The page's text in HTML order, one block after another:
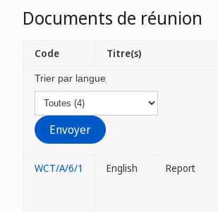
Documents de réunion
Trier par langue
Code Titre(s)
WCT/A/6/1 English Report